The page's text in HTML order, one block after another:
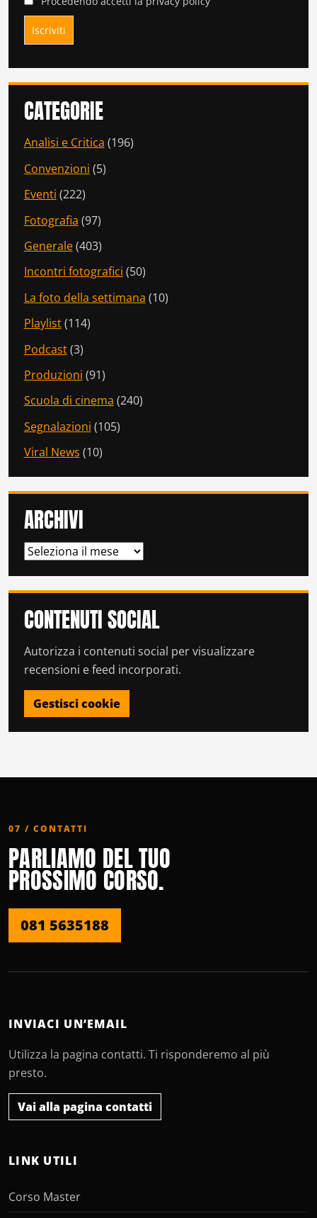
CATEGORIE
Analisi e Critica (196)
Convenzioni (5)
Eventi (222)
Fotografia (97)
Generale(403)
Incontri fotografici (50)
La foto della settimana (10)
Playlist(114)
Podcast(3)
Produzioni (91)
Scuola di cinema (240)
Segnalazioni (105)
Viral News (10)
ARCHIVI
ARCHIVI
CONTENUTI SOCIAL
Autorizza i contenuti social per visualizzare
recensioni e feed incorporati.
Gestisci cookie
07 / CONTATTI
PARLIAMO DEL TUO
PROSSIMO CORSO.
081 5635188
INVIACI UN’EMAIL
Utilizza la pagina contatti. Ti risponderemo al più
presto.
Vai alla pagina contatti
LINK UTILI
Corso Master